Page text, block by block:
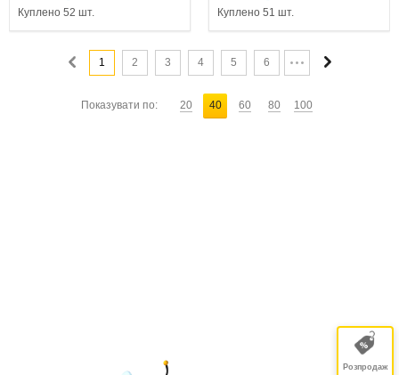
№18 Black (4you) (NO
Куплено 52 шт.
white...
Куплено 51 шт.
1 2 3 4 5 6
Показувати по: 20 40 60 80 100
Розпродаж